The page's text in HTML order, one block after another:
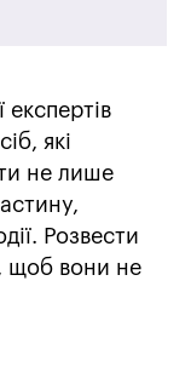
експертів
які
не лише
Розвести
щоб вони не